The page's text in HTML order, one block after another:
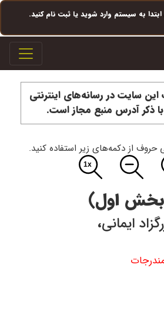
به سیستم وارد شوید یا ثبت نام کنید.
سایت در رسانه‌های اینترنتی
ذکر آدرس منبع مجاز است.
حروف از دکمه‌های زیر استفاده کنید.
اول)
ایمانی،